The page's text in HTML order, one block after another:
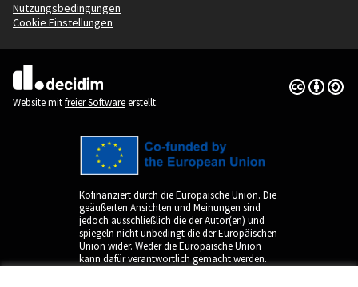
Nutzungsbedingungen
Cookie Einstellungen
(Externer Link)
Website mitfreier Softwareerstellt.
Creative
(Externer
Kofinanziert durch die Europäische Union. Die
geäußerten Ansichten und Meinungen sind
jedoch ausschließlich die der Autor(en) und
spiegeln nicht unbedingt die der Europäischen
Union wider. Weder die Europäische Union
kann dafür verantwortlich gemacht werden.